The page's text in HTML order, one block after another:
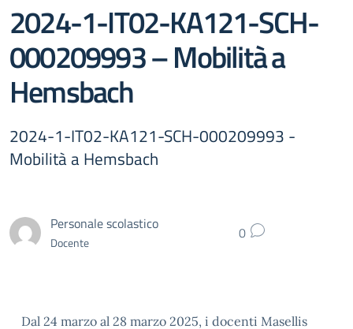
2024-1-IT02-KA121-SCH-
000209993 – Mobilità a
Hemsbach
2024-1-IT02-KA121-SCH-000209993 -
Mobilità a Hemsbach
Personale scolastico
Docente 0
Dal 24 marzo al 28 marzo 2025, i docenti Masellis